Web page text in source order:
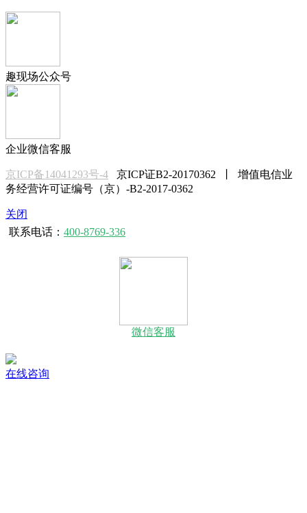
趣现场公众号
企业微信客服
京ICP备14041293号-4 京ICP证B2-20170362 丨 增值电信业
务经营许可证编号（京）-B2-2017-0362
关闭
联系电话： 400-8769-336
微信客服
在线咨询